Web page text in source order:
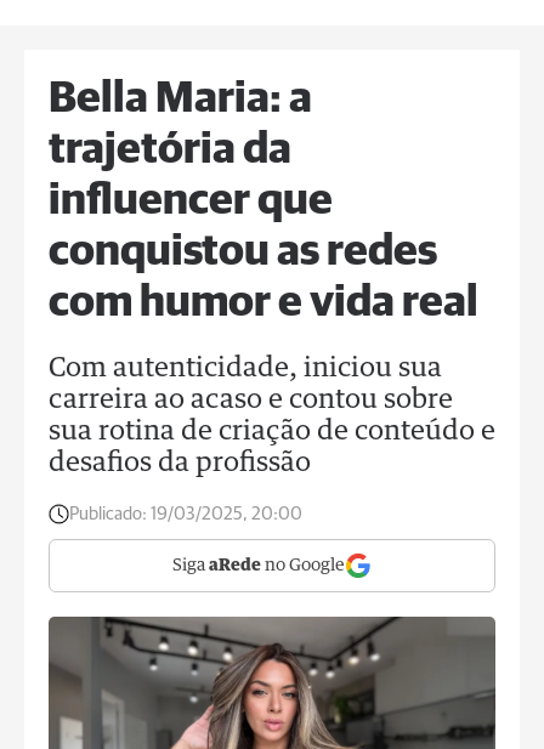
Bella Maria: a
trajetória da
influencer que
conquistou as redes
com humor e vida real
Com autenticidade, iniciou sua
carreira ao acaso e contou sobre
sua rotina de criação de conteúdo e
desafios da profissão
Publicado: 19/03/2025, 20:00
Siga aRede no Google